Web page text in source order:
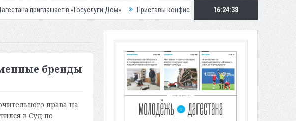
в «Госуслуги Дом» Приставы конфисковали двух бурых медведей у жителя Дагестана
16:24:39
бренды
права на
в Суд по